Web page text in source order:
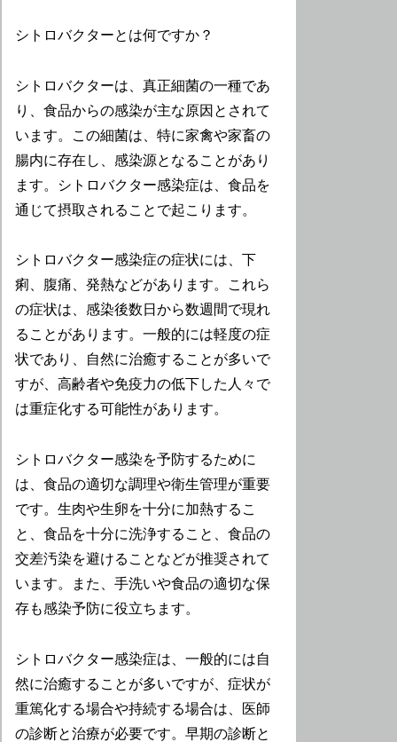
シトロバクターとは何ですか？
シトロバクターは、真正細菌の一種であ
り、食品からの感染が主な原因とされて
います。この細菌は、特に家禽や家畜の
腸内に存在し、感染源となることがあり
ます。シトロバクター感染症は、食品を
通じて摂取されることで起こります。
シトロバクター感染症の症状には、下
痢、腹痛、発熱などがあります。これら
の症状は、感染後数日から数週間で現れ
ることがあります。一般的には軽度の症
状であり、自然に治癒することが多いで
すが、高齢者や免疫力の低下した人々で
は重症化する可能性があります。
シトロバクター感染を予防するために
は、食品の適切な調理や衛生管理が重要
です。生肉や生卵を十分に加熱するこ
と、食品を十分に洗浄すること、食品の
交差汚染を避けることなどが推奨されて
います。また、手洗いや食品の適切な保
存も感染予防に役立ちます。
シトロバクター感染症は、一般的には自
然に治癒することが多いですが、症状が
重篤化する場合や持続する場合は、医師
の診断と治療が必要です。早期の診断と